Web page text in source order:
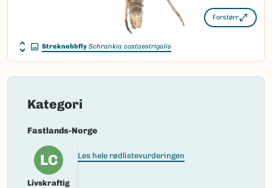
Forstørr
Streknebbfly Schrankia costaestrigalis
Kategori
Fastlands-Norge
LC
Livskraftig
Les hele rødlistevurderingen